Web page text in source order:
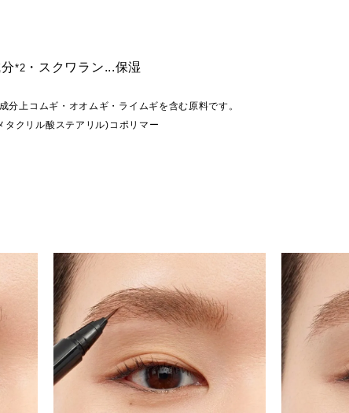
*2 ・スクワラン...保湿
上コムギ・オオムギ・ライムギを含む原料です。
クリル酸ステアリル)コポリマー